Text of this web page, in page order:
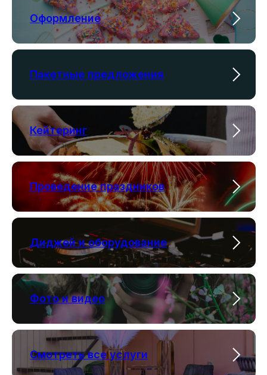
Оформление
Пакетные предложения
Кейтеринг
Проведение праздников
Диджей и оборудование
Фото и видео
Смотреть все услуги